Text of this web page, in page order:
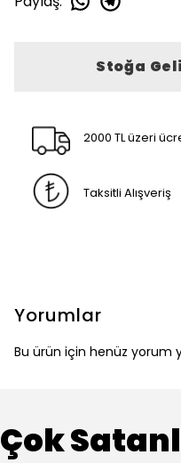
Stoğa
2000 TL üzeri
Taksitli Alışveriş
Yorumlar
Bu ürün için henüz yorum
Çok